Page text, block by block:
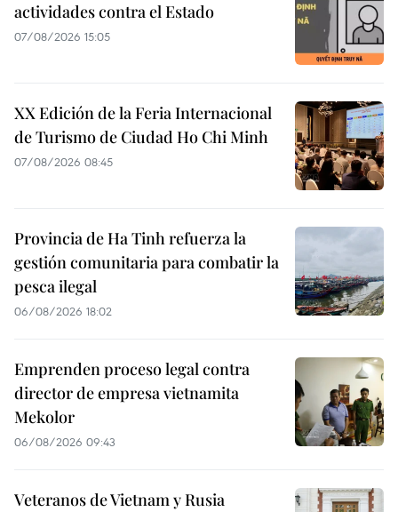
actividades contra el Estado
07/08/2026 15:05
XX Edición de la Feria Internacional
de Turismo de Ciudad Ho Chi Minh
07/08/2026 08:45
Provincia de Ha Tinh refuerza la
gestión comunitaria para combatir la
pesca ilegal
06/08/2026 18:02
Emprenden proceso legal contra
director de empresa vietnamita
Mekolor
06/08/2026 09:43
Veteranos de Vietnam y Rusia